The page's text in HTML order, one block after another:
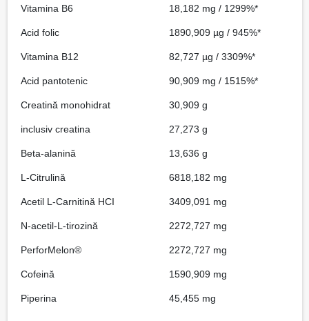
Vitamina B6 18,182 mg / 1299%*
Acid folic 1890,909 µg / 945%*
Vitamina B12 82,727 µg / 3309%*
Acid pantotenic 90,909 mg / 1515%*
Creatină monohidrat 30,909 g
inclusiv creatina 27,273 g
Beta-alanină 13,636 g
L-Citrulină 6818,182 mg
Acetil L-Carnitină HCI 3409,091 mg
N-acetil-L-tirozină 2272,727 mg
PerforMelon® 2272,727 mg
Cofeină 1590,909 mg
Piperina 45,455 mg